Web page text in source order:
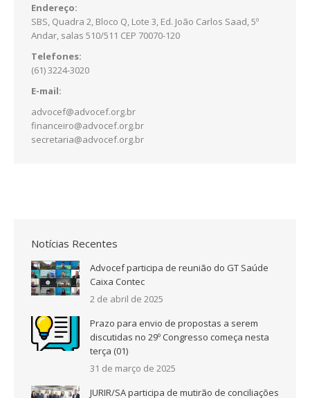
Endereço:
SBS, Quadra 2, Bloco Q, Lote 3, Ed. João Carlos Saad, 5º
Andar, salas 510/511 CEP 70070-120
Telefones:
(61) 3224-3020
E-mail:
advocef@advocef.org.br
financeiro@advocef.org.br
secretaria@advocef.org.br
Notícias Recentes
Advocef participa de reunião do GT Saúde
Caixa Contec
2 de abril de 2025
Prazo para envio de propostas a serem
discutidas no 29º Congresso começa nesta
terça (01)
31 de março de 2025
JURIR/SA participa de mutirão de conciliações